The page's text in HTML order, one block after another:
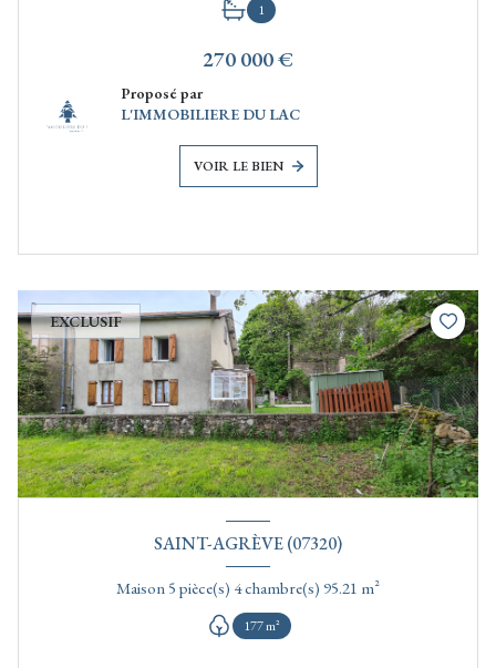
1
270 000 €
Proposé par
L'IMMOBILIERE DU LAC
VOIR LE BIEN
EXCLUSIF
SAINT-AGRÈVE (07320)
Maison 5 pièce(s) 4 chambre(s) 95.21 m²
177 m²